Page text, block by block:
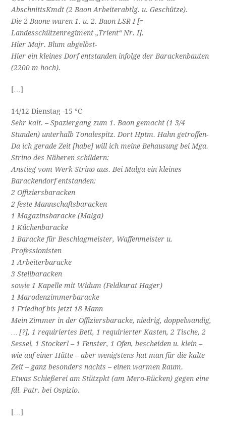
AbschnittsKmdt (2 Baon Arbeiterabtlg. u. Geschütze).
Die 2 Baone waren 1. u. 2. Baon LSR I [=
Landesschützenregiment „Trient“ Nr. I].
Hier Majr. Blum abgelöst-
Hier ein kleines Dorf entstanden infolge der Barackenbauten
(2200 m hoch).
[…]
14/12 Dienstag -15 °C
Sehr kalt. – Spaziergang zum 1. Baon gemacht (1 3/4
Stunden) unterhalb Tonalespitz. Dort Hptm. Hahn getroffen-
Da ich gerade Zeit [habe] will ich meine Behausung bei Mga.
Strino des Näheren schildern:
Anstieg vom Werk Strino aus. Bei Malga ein kleines
Barackendorf entstanden:
2 Offiziersbaracken
2 feste Mannschaftsbaracken
1 Magazinsbaracke (Malga)
1 Küchenbaracke
1 Baracke für Beschlagmeister, Waffenmeister u.
Professionisten
1 Arbeiterbaracke
3 Stellbaracken
sowie 1 Kapelle mit Widum (Feldkurat Hager)
1 Marodenzimmerbaracke
1 Friedhof bis jetzt 18 Mann
Mein Zimmer in der Offiziersbaracke, niedrig, doppelwandig,
… [?], 1 requiriertes Bett, 1 requirierter Kasten, 2 Tische, 2
Sessel, 1 Stockerl – 1 Fenster, 1 Ofen, bescheiden u. klein –
wie auf einer Hütte – aber wenigstens hat man für die kalte
Zeit – ganz besonders nachts – einen warmen Raum.
Etwas Schießerei am Stützpkt (am Mero-Rücken) gegen eine
fdl. Patr. bei Ospizio.
[…]